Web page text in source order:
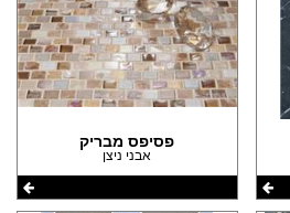
פסיפס מבריק
אבני ניצן